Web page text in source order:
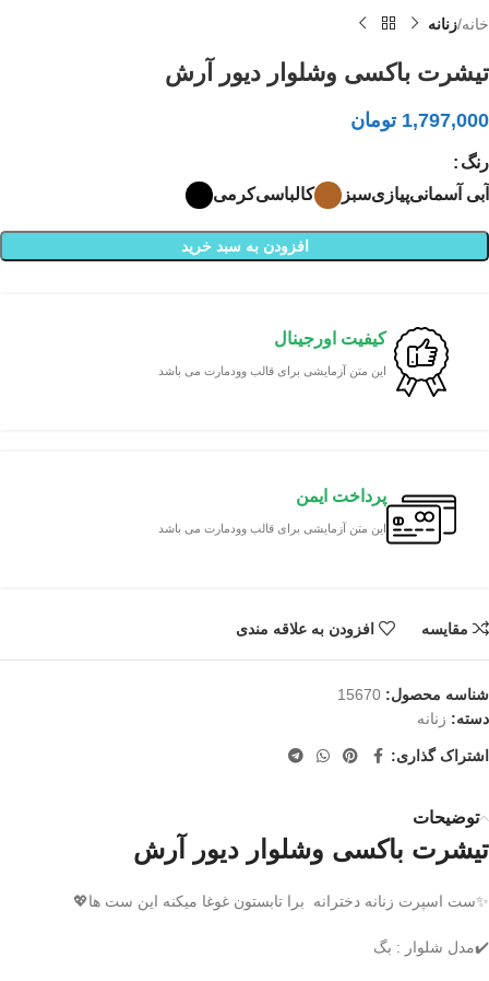
خانه زنانه
تیشرت باکسی وشلوار دیور آرش
1,797,000 تومان
رنگ
آبی آسمانیپیازیسبز کالباسیکرمی
افزودن به سبد خرید
کیفیت اورجینال
این متن آزمایشی برای قالب وودمارت می باشد
پرداخت ایمن
این متن آزمایشی برای قالب وودمارت می باشد
مقایسه افزودن به علاقه مندی
شناسه محصول: 15670
دسته: زنانه
اشتراک گذاری:
توضیحات
تیشرت باکسی وشلوار دیور آرش
✨ست اسپرت زنانه دخترانه برا تابستون غوغا میکنه این ست ها💖
✔️مدل شلوار : بگ